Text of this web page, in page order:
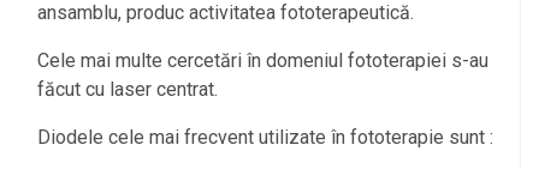
ansamblu, produc activitatea fototerapeutică.
Cele mai multe cercetări în domeniul fototerapiei s-au
făcut cu laser centrat.
Diodele cele mai frecvent utilizate în fototerapie sunt :